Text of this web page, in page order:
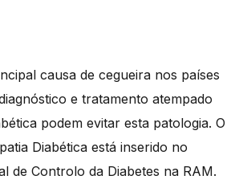
causa de cegueira nos países
e tratamento atempado
podem evitar esta patologia. O
Diabética está inserido no
de Controlo da Diabetes na RAM.